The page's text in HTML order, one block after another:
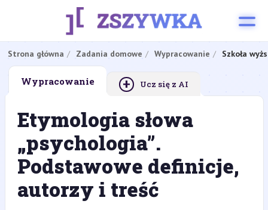
Strona główna Zadania domowe Wypracowanie Szkoła
Wypracowanie + Ucz się z AI
Etymologia słowa
„psychologia”.
Podstawowe definicje,
autorzy i treść